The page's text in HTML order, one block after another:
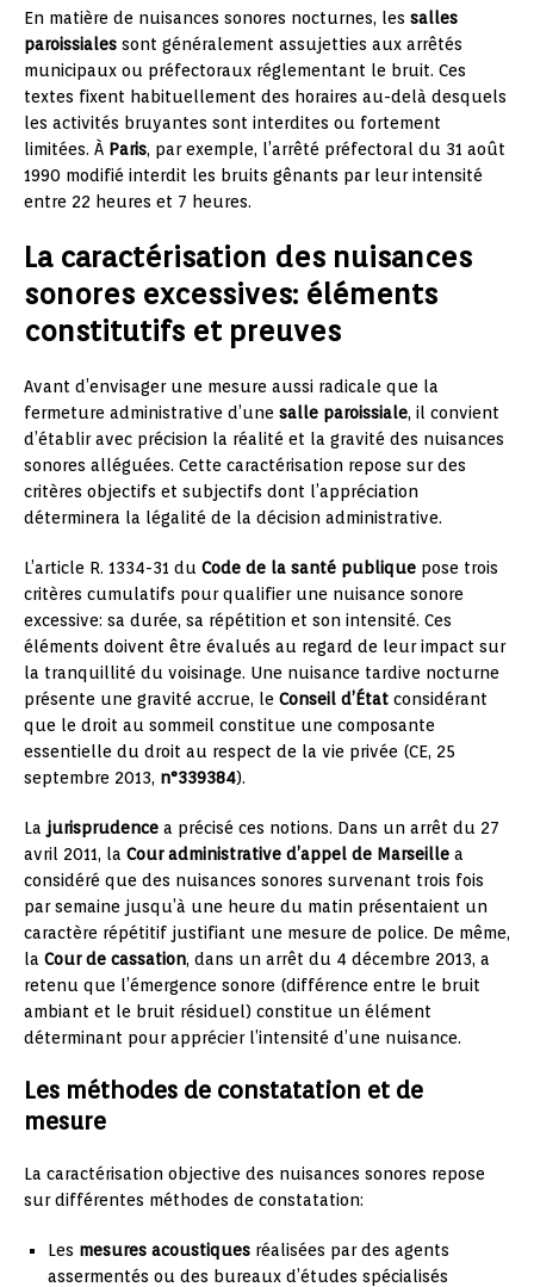
En matière de nuisances sonores nocturnes, les salles
paroissiales sont généralement assujetties aux arrêtés
municipaux ou préfectoraux réglementant le bruit. Ces
textes fixent habituellement des horaires au-delà desquels
les activités bruyantes sont interdites ou fortement
limitées. À Paris, par exemple, l’arrêté préfectoral du 31 août
1990 modifié interdit les bruits gênants par leur intensité
entre 22 heures et 7 heures.
La caractérisation des nuisances
sonores excessives: éléments
constitutifs et preuves
Avant d’envisager une mesure aussi radicale que la
fermeture administrative d’une salle paroissiale, il convient
d’établir avec précision la réalité et la gravité des nuisances
sonores alléguées. Cette caractérisation repose sur des
critères objectifs et subjectifs dont l’appréciation
déterminera la légalité de la décision administrative.
L’article R. 1334-31 du Code de la santé publique pose trois
critères cumulatifs pour qualifier une nuisance sonore
excessive: sa durée, sa répétition et son intensité. Ces
éléments doivent être évalués au regard de leur impact sur
la tranquillité du voisinage. Une nuisance tardive nocturne
présente une gravité accrue, le Conseil d’État considérant
que le droit au sommeil constitue une composante
essentielle du droit au respect de la vie privée (CE, 25
septembre 2013, n°339384).
La jurisprudence a précisé ces notions. Dans un arrêt du 27
avril 2011, la Cour administrative d’appel de Marseille a
considéré que des nuisances sonores survenant trois fois
par semaine jusqu’à une heure du matin présentaient un
caractère répétitif justifiant une mesure de police. De même,
la Cour de cassation, dans un arrêt du 4 décembre 2013, a
retenu que l’émergence sonore (différence entre le bruit
ambiant et le bruit résiduel) constitue un élément
déterminant pour apprécier l’intensité d’une nuisance.
Les méthodes de constatation et de
mesure
La caractérisation objective des nuisances sonores repose
sur différentes méthodes de constatation:
Les mesures acoustiques réalisées par des agents
assermentés ou des bureaux d’études spécialisés